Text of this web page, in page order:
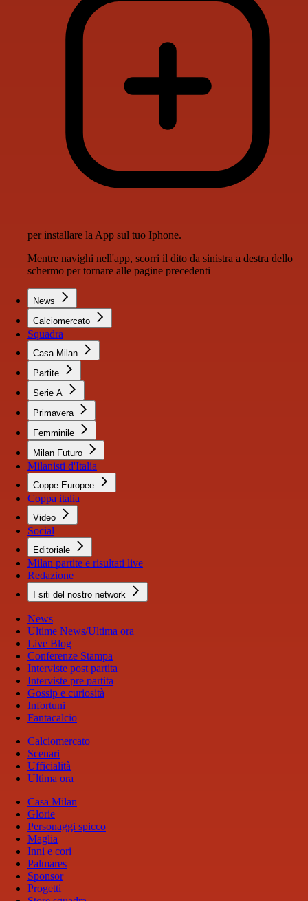
per installare la App sul tuo Iphone.
Mentre navighi nell'app, scorri il dito da sinistra a destra dello
schermo per tornare alle pagine precedenti
News
Calciomercato
Squadra
Casa Milan
Partite
Serie A
Primavera
Femminile
Milan Futuro
Milanisti d'Italia
Coppe Europee
Coppa italia
Video
Social
Editoriale
Milan partite e risultati live
Redazione
I siti del nostro network
News
Ultime News/Ultima ora
Live Blog
Conferenze Stampa
Interviste post partita
Interviste pre partita
Gossip e curiosità
Infortuni
Fantacalcio
Calciomercato
Scenari
Ufficialità
Ultima ora
Casa Milan
Glorie
Personaggi spicco
Maglia
Inni e cori
Palmares
Sponsor
Progetti